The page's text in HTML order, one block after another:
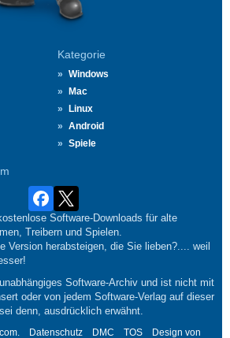
Kategorie
Windows
Mac
Linux
Android
Spiele
Software-Downloads für alte
Treibern und Spielen.
Version herabsteigen, die Sie lieben?.... weil
Software-Archiv und ist nicht mit
oder von jedem Software-Verlag auf dieser
denn, ausdrücklich erwähnt.
Datenschutz DMC TOS Design von